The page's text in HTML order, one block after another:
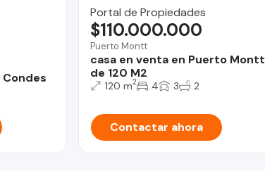
Condes
Portal de Propiedades
Puerto Montt
casa en venta en Puerto Montt
de 120 M2
$110.000.000
120 m2 4 3 2
Contactar ahora